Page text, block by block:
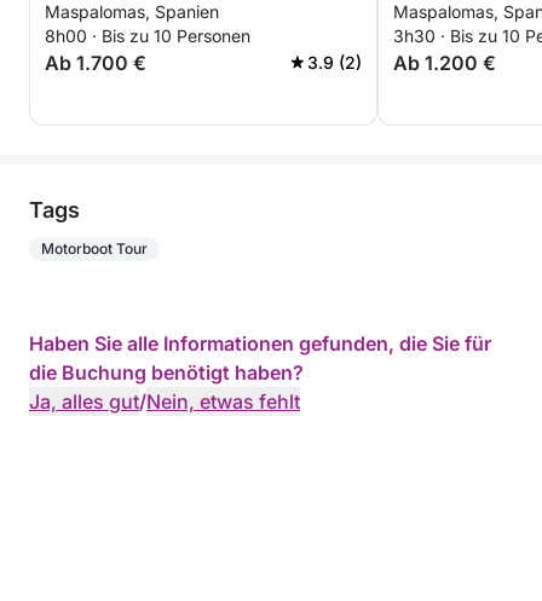
Luxus, Gastronomie und das Meer zu
unvergesslichen Erinnerungen verschmelzen.
entdecken Sie Gran Canaria aus der schönsten
Maspalomas, Spanien
8h00 · Bis zu 10 Personen
Ab 1.700 € 3.9 (2)
Motorboot
Maspalomas,
3h30 · Bis zu 10
Ab 1.200 €
Tags
Motorboot Tour
Haben Sie alle Informationen gefunden, die Sie für
die Buchung benötigt haben?
Ja, alles gut/Nein, etwas fehlt